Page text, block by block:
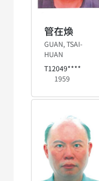
管在煥
GUAN, TSAI-
HUAN
T12049****
1959